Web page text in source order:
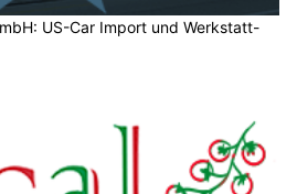
US-Car Import und Werkstatt-